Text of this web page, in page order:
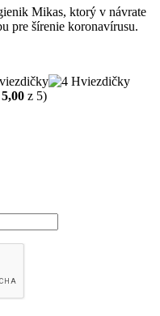
Mikas, ktorý v návrate
pre šírenie koronavírusu.
5,00 z 5)